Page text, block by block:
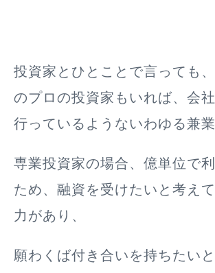
投資家とひとことで言っても
のプロの投資家もいれば、会
行っているようないわゆる兼
専業投資家の場合、億単位で
ため、融資を受けたいと考え
力があり、
願わくば付き合いを持ちたい